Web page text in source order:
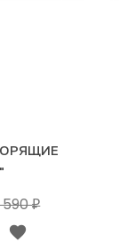
590₽